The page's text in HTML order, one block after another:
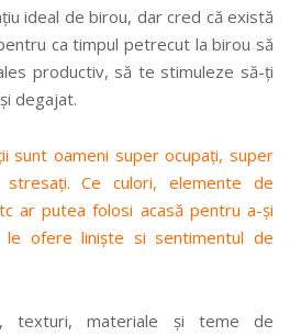
ideal de birou, dar cred că există
ca timpul petrecut la birou să
productiv, să te stimuleze să-ți
degajat.
sunt oameni super ocupați, super
stresați. Ce culori, elemente de
ar putea folosi acasă pentru a-și
ofere liniște si sentimentul de
texturi, materiale și teme de